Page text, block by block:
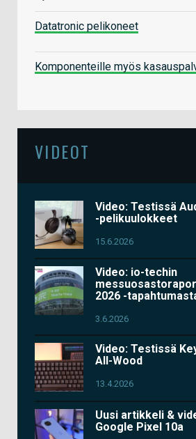
Datatronic pelikoneet
Komponenteille myös
VIDEOT
Video: Testissä
-pelikuulokkeet
15.6.2026
Video: io-techin
2026 -
3.6.2026
Video: Testissä
All-Wood
13.4.2026
Uusi artikkeli &
Google Pixel 10a